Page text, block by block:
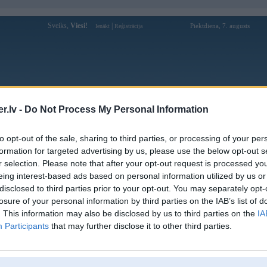
- Do Not Process My Personal Information
opt-out of the sale, sharing to third parties, or processing of your
for targeted advertising by us, please use the below opt-out
selection. Please note that after your opt-out request is processed
interest-based ads based on personal information utilized by us
to third parties prior to your opt-out. You may separately
of your personal information by third parties on the IAB’s list of
This information may also be disclosed by us to third parties on the
Participants that may further disclose it to other third parties.
Sveiks, Viesi! Ienākt Reģistrācija Piektdiena, 7. augusts
Forums Galerijas Reģistrācija Lietotāji
Lietotāja zvaigzne profils
Pēdējo reizi manīts: 24. Feb 2022, 23:28
Lietotājvārds:
zvaigzne
Ziņojumi forumā:
636
[Pēdējie ziņojumi forumā]